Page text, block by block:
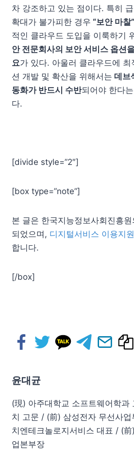
차 강조하고 있는 점이다. 특히
확대가 불가피한 경우 “보안 마찰
적인 클라우드 도입을 이룩하기
안 전문회사의 보안 서비스 옵션
요가 있다. 아울러 클라우드에 최
션 개발 및 확산을 위해서는 데브
동화가 반드시 수반되어야 한다
다.
[divide style=”2″]
[box type=”note”]
본 글은 한국지능정보사회진흥
되었으며, 디지털서비스 이용지
합니다.
[/box]
윤대균
(現) 아주대학교 소프트웨어학과
치 고문 / (前) 삼성전자 무선사
치엔테크놀로지서비스 대표 / (
업본부장